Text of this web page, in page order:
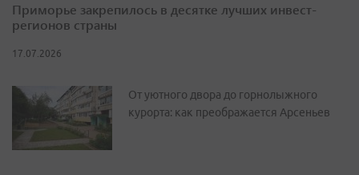
Приморье закрепилось в десятке лучших инвест-
регионов страны
17.07.2026
От уютного двора до горнолыжного
курорта: как преображается Арсеньев